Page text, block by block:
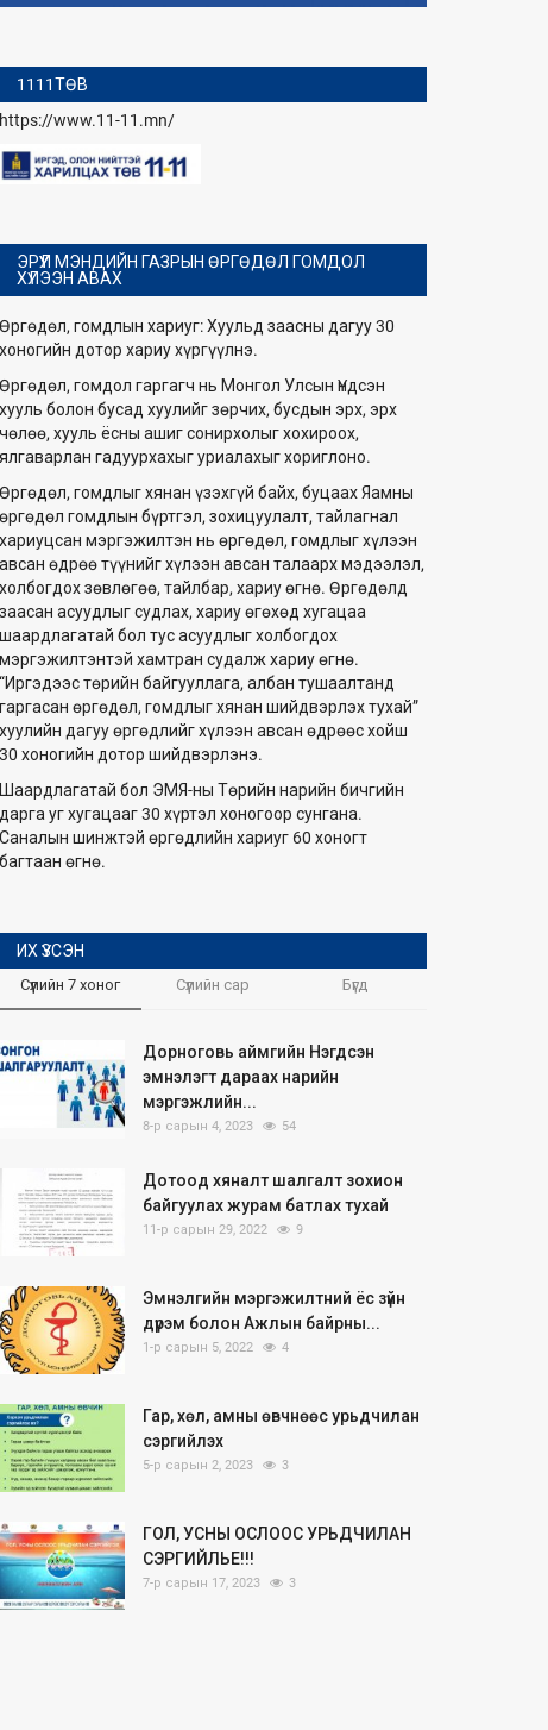
1111ТӨВ
https://www.11-11.mn/
ЭРҮҮЛ МЭНДИЙН ГАЗРЫН ӨРГӨДӨЛ ГОМДОЛ
ХҮЛЭЭН АВАХ
Өргөдөл, гомдлын хариуг: Хуульд заасны дагуу 30
хоногийн дотор хариу хүргүүлнэ.
Өргөдөл, гомдол гаргагч нь Монгол Улсын Үндсэн
хууль болон бусад хуулийг зөрчих, бусдын эрх, эрх
чөлөө, хууль ёсны ашиг сонирхолыг хохироох,
ялгаварлан гадуурхахыг уриалахыг хориглоно.
Өргөдөл, гомдлыг хянан үзэхгүй байх, буцаах Яамны
өргөдөл гомдлын бүртгэл, зохицуулалт, тайлагнал
хариуцсан мэргэжилтэн нь өргөдөл, гомдлыг хүлээн
авсан өдрөө түүнийг хүлээн авсан талаарх мэдээлэл,
холбогдох зөвлөгөө, тайлбар, хариу өгнө. Өргөдөлд
заасан асуудлыг судлах, хариу өгөхөд хугацаа
шаардлагатай бол тус асуудлыг холбогдох
мэргэжилтэнтэй хамтран судалж хариу өгнө.
“Иргэдээс төрийн байгууллага, албан тушаалтанд
гаргасан өргөдөл, гомдлыг хянан шийдвэрлэх тухай”
хуулийн дагуу өргөдлийг хүлээн авсан өдрөөс хойш
30 хоногийн дотор шийдвэрлэнэ.
Шаардлагатай бол ЭМЯ-ны Төрийн нарийн бичгийн
дарга уг хугацааг 30 хүртэл хоногоор сунгана.
Саналын шинжтэй өргөдлийн хариуг 60 хоногт
багтаан өгнө.
ИХ ҮЗСЭН
Сүүлийн 7 хоног Сүүлийн сар Бүгд
Дорноговь аймгийн Нэгдсэн
эмнэлэгт дараах нарийн
мэргэжлийн...
8-р сарын 4, 2023 54
Дотоод хяналт шалгалт зохион
байгуулах журам батлах тухай
11-р сарын 29, 2022 9
Эмнэлгийн мэргэжилтний ёс зүйн
дүрэм болон Ажлын байрны...
1-р сарын 5, 2022 4
Гар, хөл, амны өвчнөөс урьдчилан
сэргийлэх
5-р сарын 2, 2023 3
ГОЛ, УСНЫ ОСЛООС УРЬДЧИЛАН
СЭРГИЙЛЬЕ!!!
7-р сарын 17, 2023 3